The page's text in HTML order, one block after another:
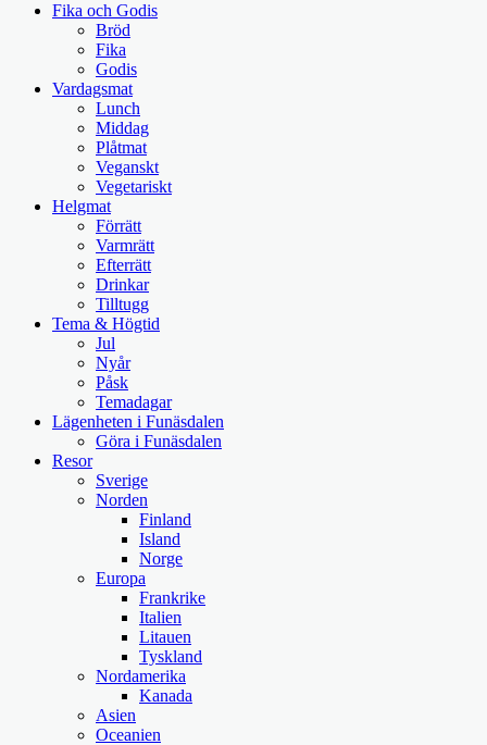
Fika och Godis
Bröd
Fika
Godis
Vardagsmat
Lunch
Middag
Plåtmat
Veganskt
Vegetariskt
Helgmat
Förrätt
Varmrätt
Efterrätt
Drinkar
Tilltugg
Tema & Högtid
Jul
Nyår
Påsk
Temadagar
Lägenheten i Funäsdalen
Göra i Funäsdalen
Resor
Sverige
Norden
Finland
Island
Norge
Europa
Frankrike
Italien
Litauen
Tyskland
Nordamerika
Kanada
Asien
Oceanien